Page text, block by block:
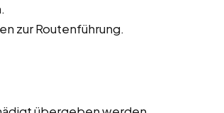
zur Routenführung.